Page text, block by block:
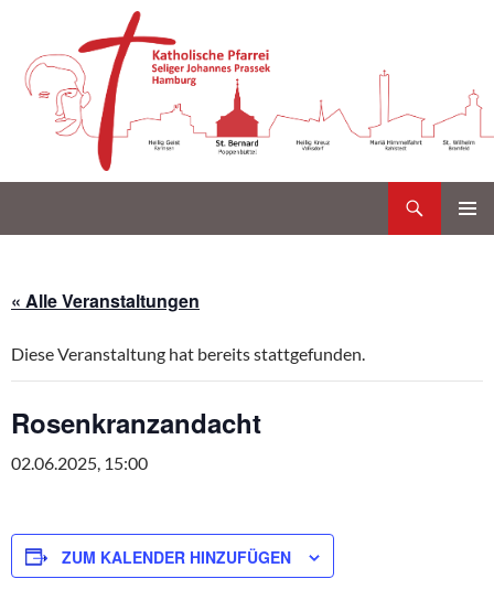
« Alle Veranstaltungen
Diese Veranstaltung hat bereits stattgefunden.
Rosenkranzandacht
02.06.2025, 15:00
ZUM KALENDER HINZUFÜGEN